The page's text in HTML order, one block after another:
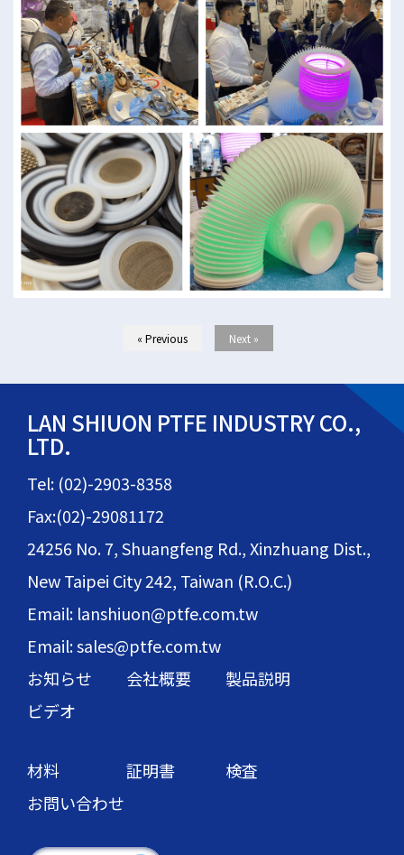
« Previous Next »
LAN SHIUON PTFE INDUSTRY CO.,
LTD.
Tel: (02)-2903-8358
Fax:(02)-29081172
24256 No. 7, Shuangfeng Rd., Xinzhuang Dist.,
New Taipei City 242, Taiwan (R.O.C.)
Email: lanshiuon@ptfe.com.tw
Email: sales@ptfe.com.tw
お知らせ
会社概要
製品説明
ビデオ
材料 証明書
検査
お問い合わせ